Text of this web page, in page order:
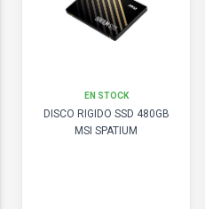
EN STOCK
DISCO RIGIDO SSD 480GB
MSI SPATIUM